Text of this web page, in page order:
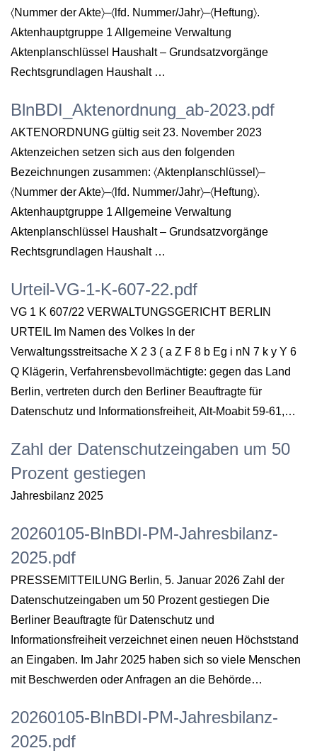
〈Nummer der Akte〉–〈lfd. Nummer/Jahr〉–〈Heftung〉.
Aktenhauptgruppe 1 Allgemeine Verwaltung
Aktenplanschlüssel Haushalt – Grundsatzvorgänge
Rechtsgrundlagen Haushalt …
BlnBDI_Aktenordnung_ab-2023.pdf
AKTENORDNUNG gültig seit 23. November 2023
Aktenzeichen setzen sich aus den folgenden
Bezeichnungen zusammen: 〈Aktenplanschlüssel〉–
〈Nummer der Akte〉–〈lfd. Nummer/Jahr〉–〈Heftung〉.
Aktenhauptgruppe 1 Allgemeine Verwaltung
Aktenplanschlüssel Haushalt – Grundsatzvorgänge
Rechtsgrundlagen Haushalt …
Urteil-VG-1-K-607-22.pdf
VG 1 K 607/22 VERWALTUNGSGERICHT BERLIN
URTEIL Im Namen des Volkes In der
Verwaltungsstreitsache X 2 3 ( a Z F 8 b Eg i nN 7 k y Y 6
Q Klägerin, Verfahrensbevollmächtigte: gegen das Land
Berlin, vertreten durch den Berliner Beauftragte für
Datenschutz und Informationsfreiheit, Alt-Moabit 59-61,…
Zahl der Datenschutzeingaben um 50
Prozent gestiegen
Jahresbilanz 2025
20260105-BlnBDI-PM-Jahresbilanz-
2025.pdf
PRESSEMITTEILUNG Berlin, 5. Januar 2026 Zahl der
Datenschutzeingaben um 50 Prozent gestiegen Die
Berliner Beauftragte für Datenschutz und
Informationsfreiheit verzeichnet einen neuen Höchststand
an Eingaben. Im Jahr 2025 haben sich so viele Menschen
mit Beschwerden oder Anfragen an die Behörde…
20260105-BlnBDI-PM-Jahresbilanz-
2025.pdf